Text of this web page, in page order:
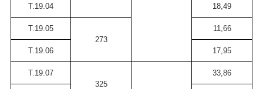
Т.19.04 18,49
Т.19.05
273
11,66
Т.19.06 17,95
Т.19.07
325
33,86